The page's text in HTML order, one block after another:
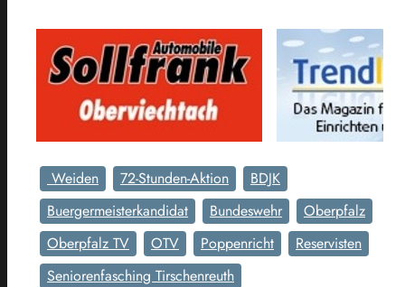
Weiden 72-Stunden-Aktion
BDJK
Buergermeisterkandidat
Bundeswehr
Oberpfalz
Oberpfalz TV
OTV Poppenricht
Reservisten
Seniorenfasching Tirschenreuth